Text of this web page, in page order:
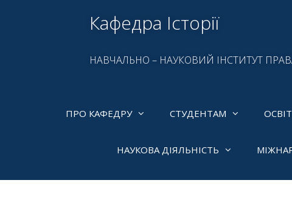
Кафедра Історії
НАВЧАЛЬНО – НАУКОВИЙ ІНСТИТУТ
ПРО КАФЕДРУ СТУДЕНТАМ
НАУКОВА ДІЯЛЬНІСТЬ